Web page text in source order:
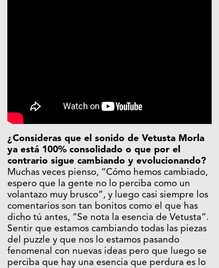
¿Consideras que el sonido de Vetusta Morla
ya está 100% consolidado o que por el
contrario sigue cambiando y evolucionando?
Muchas veces pienso, “Cómo hemos cambiado,
espero que la gente no lo perciba como un
volantazo muy brusco”, y luego casi siempre los
comentarios son tan bonitos como el que has
dicho tú antes, “Se nota la esencia de Vetusta”.
Sentir que estamos cambiando todas las piezas
del puzzle y que nos lo estamos pasando
fenomenal con nuevas ideas pero que luego se
perciba que hay una esencia que perdura es lo